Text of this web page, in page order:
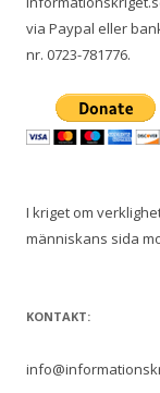
via Paypal eller
nr. 0723-781776.
I kriget om
människans sida
KONTAKT: